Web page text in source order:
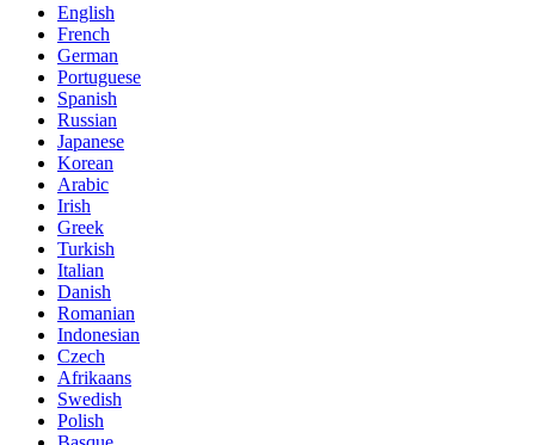
English
French
German
Portuguese
Spanish
Russian
Japanese
Korean
Arabic
Irish
Greek
Turkish
Italian
Danish
Romanian
Indonesian
Czech
Afrikaans
Swedish
Polish